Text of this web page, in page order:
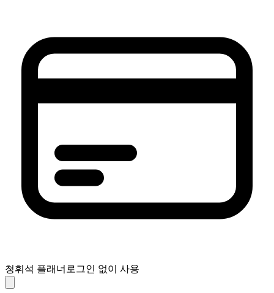
청휘석 플래너 로그인 없이 사용